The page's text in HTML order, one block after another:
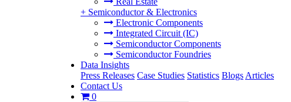
+ Semiconductor & Electronics
Electronic Components
Integrated Circuit (IC)
Semiconductor Components
Semiconductor Foundries
Data Insights
Press Releases Case Studies Statistics Blogs Articles
Contact Us
0